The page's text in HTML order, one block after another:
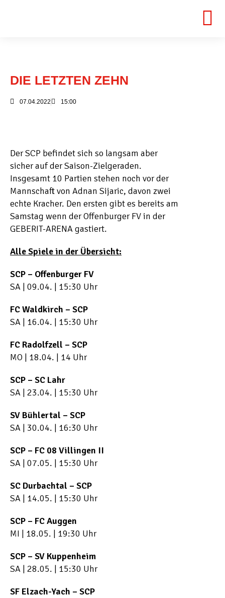
DIE LETZTEN ZEHN
07.04.2022 15:00
Der SCP befindet sich so langsam aber
sicher auf der Saison-Zielgeraden.
Insgesamt 10 Partien stehen noch vor der
Mannschaft von Adnan Sijaric, davon zwei
echte Kracher. Den ersten gibt es bereits am
Samstag wenn der Offenburger FV in der
GEBERIT-ARENA gastiert.
Alle Spiele in der Übersicht:
SCP – Offenburger FV
SA | 09.04. | 15:30 Uhr
FC Waldkirch – SCP
SA | 16.04. | 15:30 Uhr
FC Radolfzell – SCP
MO | 18.04. | 14 Uhr
SCP – SC Lahr
SA | 23.04. | 15:30 Uhr
SV Bühlertal – SCP
SA | 30.04. | 16:30 Uhr
SCP – FC 08 Villingen II
SA | 07.05. | 15:30 Uhr
SC Durbachtal – SCP
SA | 14.05. | 15:30 Uhr
SCP – FC Auggen
MI | 18.05. | 19:30 Uhr
SCP – SV Kuppenheim
SA | 28.05. | 15:30 Uhr
SF Elzach-Yach – SCP